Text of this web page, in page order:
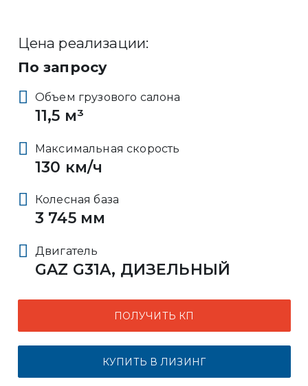
Цена реализации:
По запросу
Объем грузового салона
11,5 м³
Максимальная скорость
130 км/ч
Колесная база
3 745 мм
Двигатель
GAZ G31A, ДИЗЕЛЬНЫЙ
ПОЛУЧИТЬ КП
КУПИТЬ В ЛИЗИНГ